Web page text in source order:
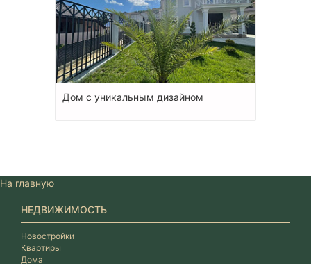
Дом с уникальным дизайном
На главную
НЕДВИЖИМОСТЬ
Новостройки
Квартиры
Дома